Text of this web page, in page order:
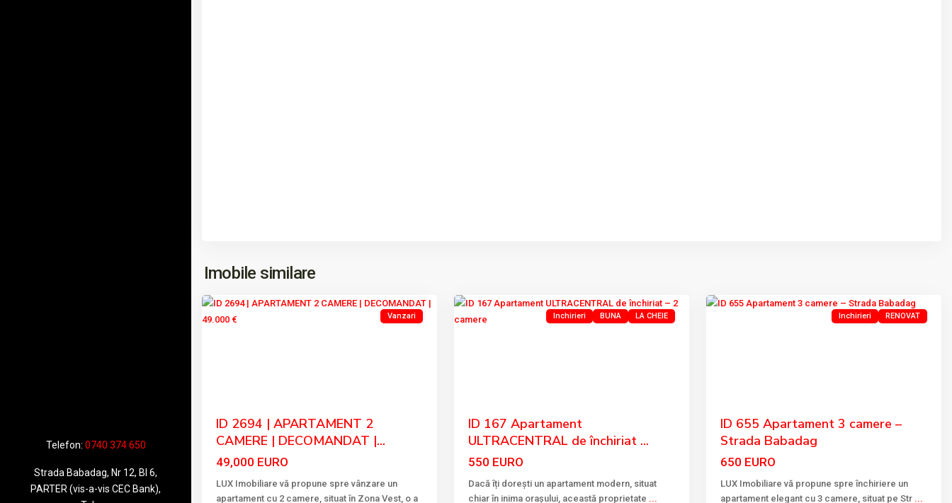
Telefon: 0740 374 650
Strada Babadag, Nr 12, Bl 6,
PARTER (vis-a-vis CEC Bank),
Imobile similare
VEST ,
Tulcea
Vanzari
ID 2694 | APARTAMENT 2
CAMERE | DECOMANDAT |...
49,000 EURO
LUX Imobiliare vă propune spre vânzare un
apartament cu 2 camere, situat în Zona Vest, o a
Inchirieri BUNA LA CHEIE
ID 167 Apartament
ULTRACENTRAL de închiriat ...
550 EURO
Dacă îți dorești un apartament modern, situat
chiar în inima orașului, această proprietate ...
Inchirieri RENOVAT
ID 655 Apartament 3 camere –
Strada Babadag
650 EURO
LUX Imobiliare vă propune spre închiriere un
apartament elegant cu 3 camere, situat pe Str ...